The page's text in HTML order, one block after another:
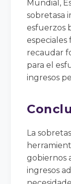
Mundial,
sobretasa
esfuerzos
especiales
recaudar
para el
ingresos
La
gobiernos
ingresos